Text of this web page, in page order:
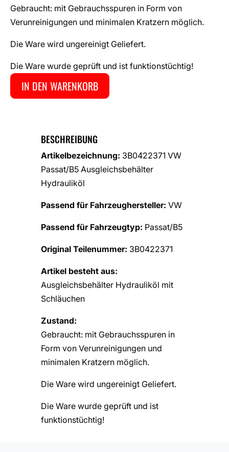
Gebraucht: mit Gebrauchsspuren in Form von
Verunreinigungen und minimalen Kratzern möglich.
Die Ware wird ungereinigt Geliefert.
Die Ware wurde geprüft und ist funktionstüchtig!
IN DEN WARENKORB
BESCHREIBUNG
Artikelbezeichnung: 3B0422371 VW
Passat/B5 Ausgleichsbehälter
Hydrauliköl
Passend für Fahrzeughersteller: VW
Passend für Fahrzeugtyp: Passat/B5
Original Teilenummer: 3B0422371
Artikel besteht aus:
Ausgleichsbehälter Hydrauliköl mit
Schläuchen
Zustand:
Gebraucht: mit Gebrauchsspuren in
Form von Verunreinigungen und
minimalen Kratzern möglich.
Die Ware wird ungereinigt Geliefert.
Die Ware wurde geprüft und ist
funktionstüchtig!